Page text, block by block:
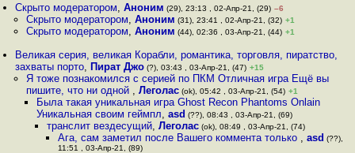
Скрыто модератором,Аноним (29), 23:13 , 02-Апр-21, (29) –6
Скрыто модератором, Аноним (31), 23:41 , 02-Апр-21, (32) +1
Скрыто модератором, Аноним (44), 02:36 , 03-Апр-21, (44) +1
Великая серия, великая Корабли, романтика, торговля, пиратство,
захваты порто, Пират Джо (?), 03:43 , 03-Апр-21, (47) +15
Я тоже познакомился с серией по ПКМ Отличная игра Ещё вы
пишите, что ни одной , Леголас(ok), 05:42 , 03-Апр-21, (54) +1
Была такая уникальная игра Ghost Recon Phantoms Onlain
Уникальная своим геймпл, asd (??), 08:43 , 03-Апр-21, (69)
транслит вездесущий,Леголас (ok), 08:49 , 03-Апр-21, (74)
Ага, сам заметил после Вашего коммента только , asd (??),
11:51 , 03-Апр-21, (89)